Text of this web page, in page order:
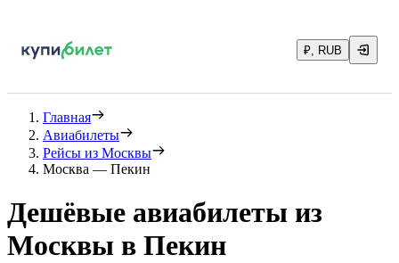
₽, RUB
Главная
Авиабилеты
Рейсы из Москвы
Москва — Пекин
Дешёвые авиабилеты из
Москвы в Пекин